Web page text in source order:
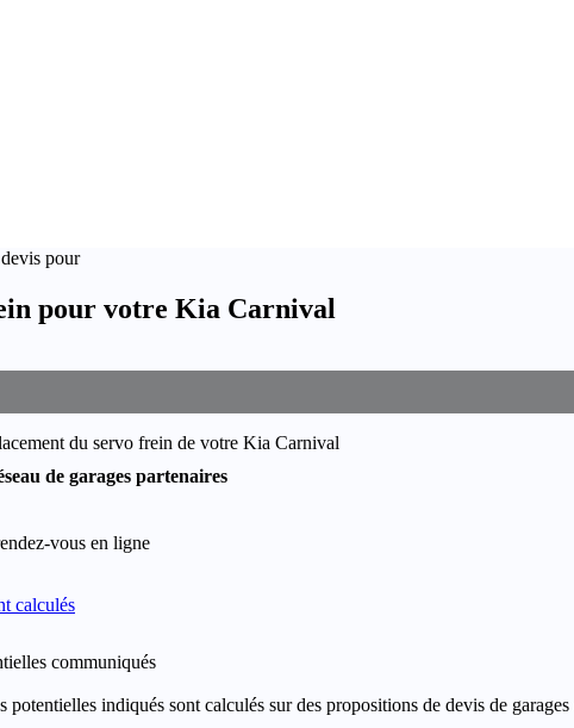
pour
pour votre Kia Carnival
du servo frein de votre Kia Carnival
de garages partenaires
vous en ligne
calculés
communiqués
indiqués sont calculés sur des propositions de devis de